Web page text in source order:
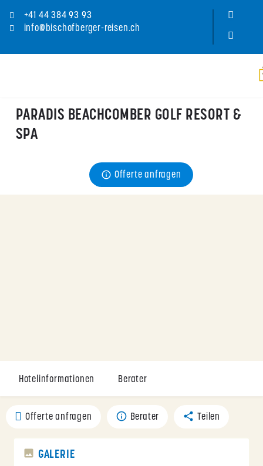
+41 44 384 93 93
info@bischofberger-reisen.ch
PARADIS BEACHCOMBER GOLF RESORT &
SPA
Offerte anfragen
Hotelinformationen Berater
Offerte anfragen Berater Teilen
GALERIE